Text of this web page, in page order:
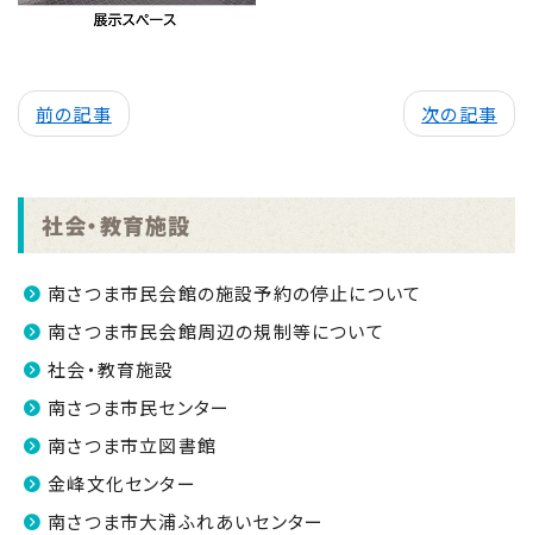
前の記事 次の記事
社会・教育施設
南さつま市民会館の施設予約の停止について
南さつま市民会館周辺の規制等について
社会・教育施設
南さつま市民センター
南さつま市立図書館
金峰文化センター
南さつま市大浦ふれあいセンター